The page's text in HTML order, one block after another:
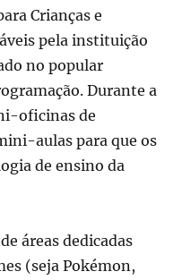
Crianças e
pela instituição
no popular
Durante a
oficinas de
aulas para que os
de ensino da
áreas dedicadas
(seja Pokémon,